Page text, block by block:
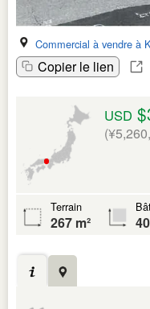
Commercial à vendre à
Copier le lien
USD
Terrain
267 m²